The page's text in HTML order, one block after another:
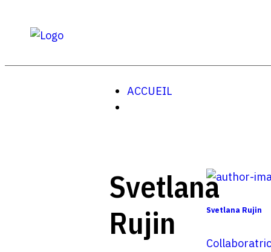
ACCUEIL
Svetlana
Rujin
Svetlana Rujin